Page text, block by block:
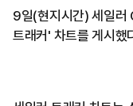
9일(현지시간) 세일러
트래커' 차트를 게시했